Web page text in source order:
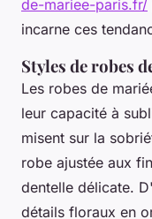
de-mariee-paris.fr/
incarne ces
Styles de robes
Les robes de
leur capacité à
misent sur la
robe ajustée aux
dentelle délicate.
détails floraux en